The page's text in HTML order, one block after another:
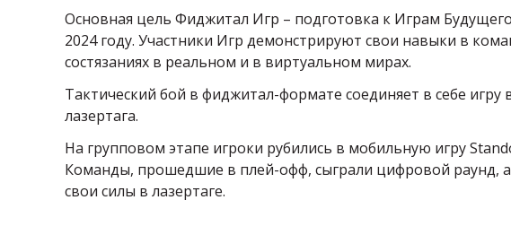
Основная цель Фиджитал Игр – подготовка к Играм
2024 году. Участники Игр демонстрируют свои навыки в
состязаниях в реальном и в виртуальном мирах.
Тактический бой в фиджитал-формате соединяет в себе игру
лазертага.
На групповом этапе игроки рубились в мобильную игру
Команды, прошедшие в плей-офф, сыграли цифровой раунд,
свои силы в лазертаге.